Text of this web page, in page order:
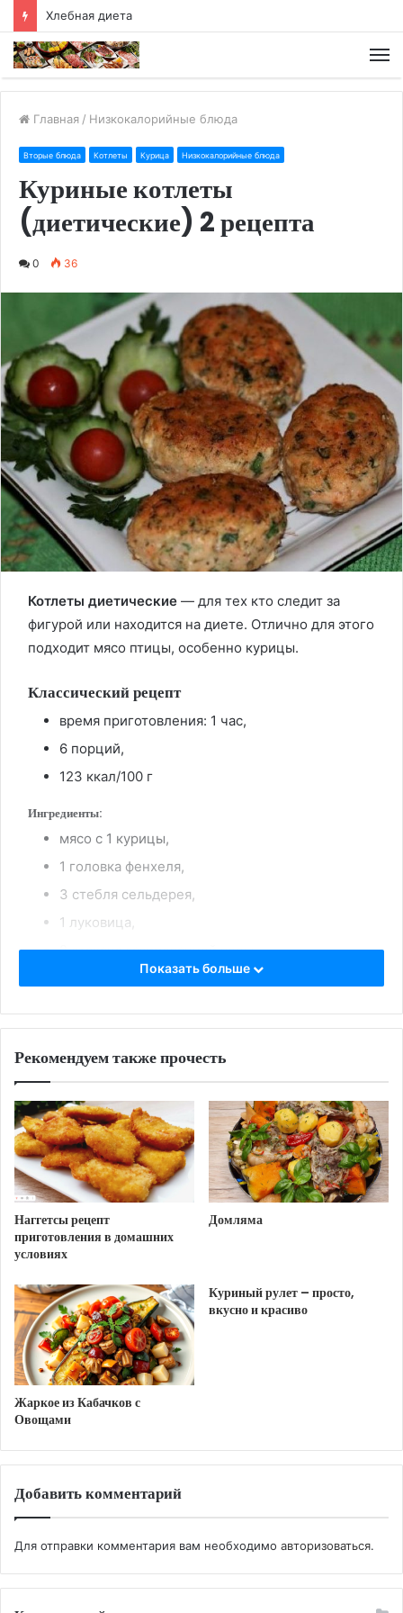
Хлебная диета
Главная / Низкокалорийные блюда
Вторые блюда Котлеты Курица Низкокалорийные блюда
Куриные котлеты
(диетические) 2 рецепта
0 36
Котлеты диетические — для тех кто следит за
фигурой или находится на диете. Отлично для этого
подходит мясо птицы, особенно курицы.
Классический рецепт
время приготовления: 1 час,
6 порций,
123 ккал/100 г
Ингредиенты:
мясо с 1 курицы,
1 головка фенхеля,
3 стебля сельдерея,
1 луковица,
2 стакана газированной воды,
соль и чёрный перец
Приготовление:
добавить головку фенхеля, стебли сельдерея,
лук.
Добавить туда газированную воду для
воздушности, соль и перец.
Сделайте привычную форму котлет,
параллельно подготовить духовой шкаф.
Смазать сковороду растительным маслом и
слегка обжарить диетические котлеты с двух
сторон.
Долее запечь в духовке в течении 10 минут
при температуре 200 градусов.
Куриные котлеты «Душечка»
Ингредиенты:
куриное филе,
молоко,
2 луковицы,
2 моркови,
2 яйца,
Показать больше
Рекомендуем также прочесть
Наггетсы рецепт
приготовления в домашних
условиях
Домляма
Жаркое из Кабачков с
Овощами
Куриный рулет – просто,
вкусно и красиво
Добавить комментарий
Для отправки комментария вам необходимо авторизоваться.